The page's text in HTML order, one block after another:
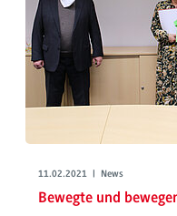
11.02.2021 | News
Bewegte und